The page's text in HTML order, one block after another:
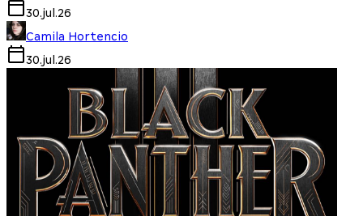
30.jul.26
Camila Hortencio
30.jul.26